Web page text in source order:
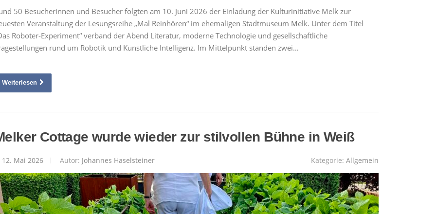
50 Besucherinnen und Besucher folgten am 10. Juni 2026 der Einladung der Kulturinitiative Melk zur
Veranstaltung der Lesungsreihe „Mal Reinhören“ im ehemaligen Stadtmuseum Melk. Unter dem Titel
Roboter-Experiment“ verband der Abend Literatur, moderne Technologie und gesellschaftliche
rund um Robotik und Künstliche Intelligenz. Im Mittelpunkt standen zwei…
Weiterlesen
Cottage wurde wieder zur stilvollen Bühne in Weiß
12. Mai 2026 Autor: Johannes Haselsteiner Kategorie: Allgemein